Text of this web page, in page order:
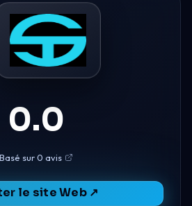
0.0
Basé sur 0 avis
le site Web ↗